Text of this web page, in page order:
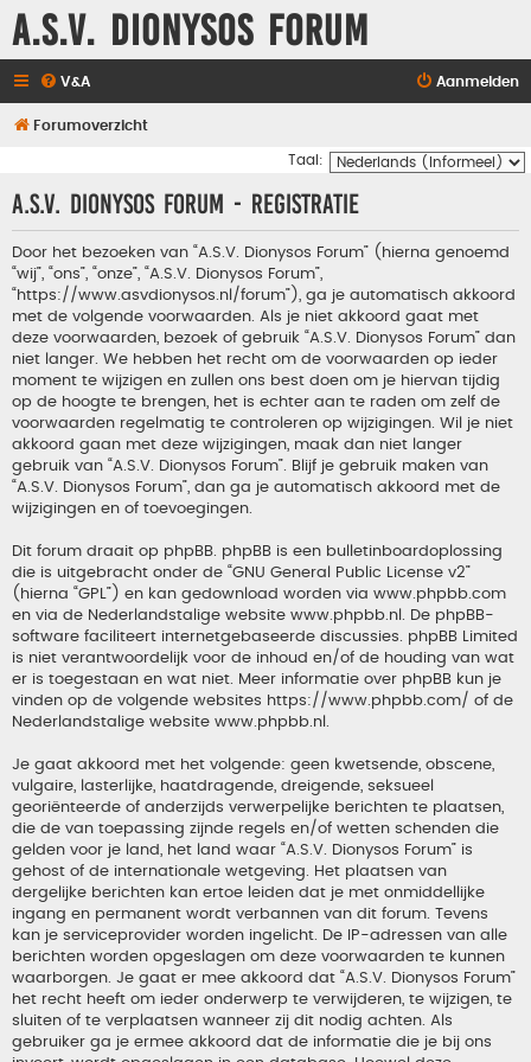
A.S.V. Dionysos Forum
V&A Aanmelden
Forumoverzicht
Taal:
A.S.V. Dionysos Forum - Registratie
Door het bezoeken van “A.S.V. Dionysos Forum” (hierna genoemd
“wij”, “ons”, “onze”, “A.S.V. Dionysos Forum”,
“https://www.asvdionysos.nl/forum”), ga je automatisch akkoord
met de volgende voorwaarden. Als je niet akkoord gaat met
deze voorwaarden, bezoek of gebruik “A.S.V. Dionysos Forum” dan
niet langer. We hebben het recht om de voorwaarden op ieder
moment te wijzigen en zullen ons best doen om je hiervan tijdig
op de hoogte te brengen, het is echter aan te raden om zelf de
voorwaarden regelmatig te controleren op wijzigingen. Wil je niet
akkoord gaan met deze wijzigingen, maak dan niet langer
gebruik van “A.S.V. Dionysos Forum”. Blijf je gebruik maken van
“A.S.V. Dionysos Forum”, dan ga je automatisch akkoord met de
wijzigingen en of toevoegingen.
Dit forum draait op phpBB. phpBB is een bulletinboardoplossing
die is uitgebracht onder de “GNU General Public License v2”
(hierna “GPL”) en kan gedownload worden via www.phpbb.com
en via de Nederlandstalige website www.phpbb.nl . De phpBB-
software faciliteert internetgebaseerde discussies. phpBB Limited
is niet verantwoordelijk voor de inhoud en/of de houding van wat
er is toegestaan en wat niet. Meer informatie over phpBB kun je
vinden op de volgende websites https://www.phpbb.com/ of de
Nederlandstalige website www.phpbb.nl
Je gaat akkoord met het volgende: geen kwetsende, obscene,
vulgaire, lasterlijke, haatdragende, dreigende, seksueel
georiënteerde of anderzijds verwerpelijke berichten te plaatsen,
die de van toepassing zijnde regels en/of wetten schenden die
gelden voor je land, het land waar “A.S.V. Dionysos Forum” is
gehost of de internationale wetgeving. Het plaatsen van
dergelijke berichten kan ertoe leiden dat je met onmiddellijke
ingang en permanent wordt verbannen van dit forum. Tevens
kan je serviceprovider worden ingelicht. De IP-adressen van alle
berichten worden opgeslagen om deze voorwaarden te kunnen
waarborgen. Je gaat er mee akkoord dat “A.S.V. Dionysos Forum”
het recht heeft om ieder onderwerp te verwijderen, te wijzigen, te
sluiten of te verplaatsen wanneer zij dit nodig achten. Als
gebruiker ga je ermee akkoord dat de informatie die je bij ons